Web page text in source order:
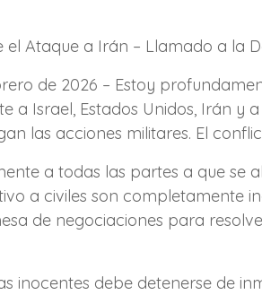
el Ataque a Irán – Llamado a la
de 2026 – Estoy
a Israel, Estados Unidos, Irán y
las acciones militares. El
a todas las partes a que se
a civiles son completamente
de negociaciones para
inocentes debe detenerse de